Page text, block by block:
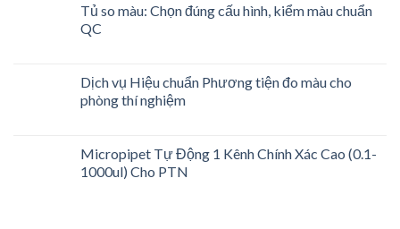
Tủ so màu: Chọn đúng cấu hình, kiểm màu chuẩn
QC
Dịch vụ Hiệu chuẩn Phương tiện đo màu cho
phòng thí nghiệm
Micropipet Tự Động 1 Kênh Chính Xác Cao (0.1-
1000ul) Cho PTN